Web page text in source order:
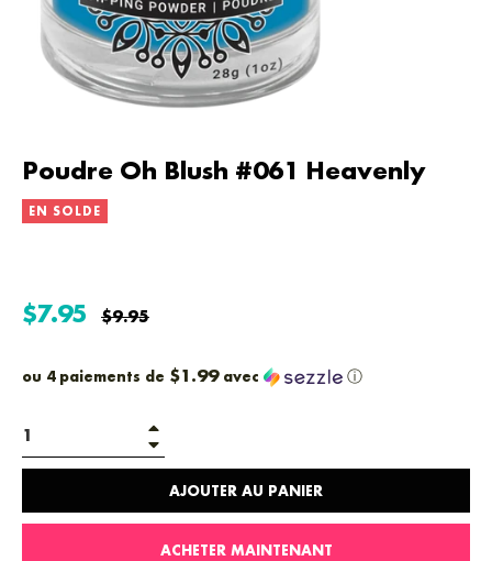
Poudre Oh Blush #061 Heavenly
EN SOLDE
$7.95
Prix
$9.95
ou 4 paiements de $1.99avec ⓘ
AJOUTER AU PANIER
ACHETER MAINTENANT